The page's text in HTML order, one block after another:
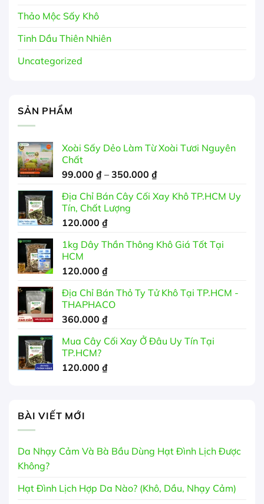
Thảo Mộc Sấy Khô
Tinh Dầu Thiên Nhiên
Uncategorized
SẢN PHẨM
Xoài Sấy Dẻo Làm Từ Xoài Tươi Nguyên
Chất
99.000 ₫ – 350.000 ₫Khoảng
từ
Địa Chỉ Bán Cây Cối Xay Khô TP.HCM Uy
Tín, Chất Lượng
120.000 ₫
1kg Dây Thần Thông Khô Giá Tốt Tại
HCM
120.000 ₫
Địa Chỉ Bán Thỏ Ty Tử Khô Tại TP.HCM -
THAPHACO
360.000 ₫
Mua Cây Cối Xay Ở Đâu Uy Tín Tại
TP.HCM?
120.000 ₫
BÀI VIẾT MỚI
Da Nhạy Cảm Và Bà Bầu Dùng Hạt Đình Lịch Được
Không?
Hạt Đình Lịch Hợp Da Nào? (Khô, Dầu, Nhạy Cảm)